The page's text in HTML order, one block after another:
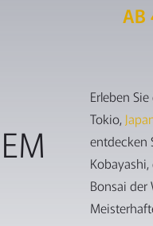
AB
Erleben
Tokio,
entdecken
Bonsai